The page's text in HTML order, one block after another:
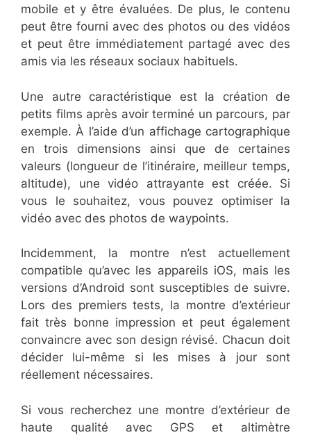
mobile et y être évaluées. De plus, le contenu
peut être fourni avec des photos ou des vidéos
et peut être immédiatement partagé avec des
amis via les réseaux sociaux habituels.
Une autre caractéristique est la création de
petits films après avoir terminé un parcours, par
exemple. À l’aide d’un affichage cartographique
en trois dimensions ainsi que de certaines
valeurs (longueur de l’itinéraire, meilleur temps,
altitude), une vidéo attrayante est créée. Si
vous le souhaitez, vous pouvez optimiser la
vidéo avec des photos de waypoints.
Incidemment, la montre n’est actuellement
compatible qu’avec les appareils iOS, mais les
versions d’Android sont susceptibles de suivre.
Lors des premiers tests, la montre d’extérieur
fait très bonne impression et peut également
convaincre avec son design révisé. Chacun doit
décider lui-même si les mises à jour sont
réellement nécessaires.
Si vous recherchez une montre d’extérieur de
haute qualité avec GPS et altimètre